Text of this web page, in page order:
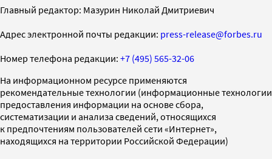
Главный редактор: Мазурин Николай Дмитриевич
Адрес электронной почты редакции: press-release@forbes.ru
Номер телефона редакции: +7 (495) 565-32-06
На информационном ресурсе применяются
рекомендательные технологии (информационные технологии
предоставления информации на основе сбора,
систематизации и анализа сведений, относящихся
к предпочтениям пользователей сети «Интернет»,
находящихся на территории Российской Федерации)